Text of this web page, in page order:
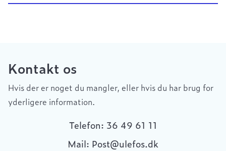
Kontakt os
Hvis der er noget du mangler, eller hvis du har brug for
yderligere information.
Telefon: 36 49 61 11
Mail: Post@ulefos.dk